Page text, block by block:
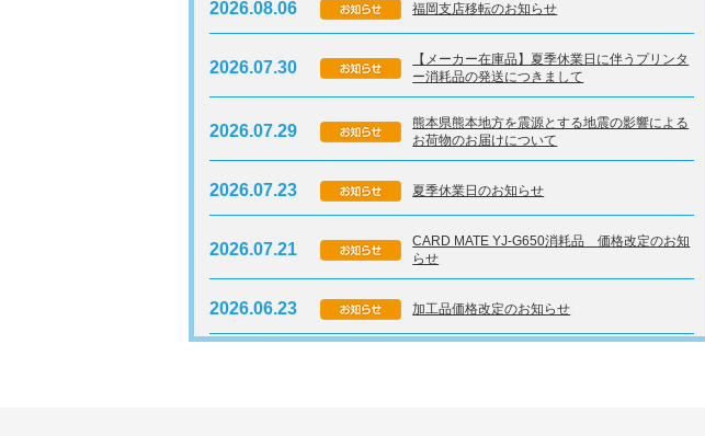
2026.08.06 福岡支店移転のお知らせ
2026.07.30
【メーカー在庫品】夏季休業日に伴うプリンタ
ー消耗品の発送につきまして
2026.07.29
熊本県熊本地方を震源とする地震の影響による
お荷物のお届けについて
2026.07.23 夏季休業日のお知らせ
2026.07.21
CARD MATE YJ-G650消耗品 価格改定のお知
らせ
2026.06.23 加工品価格改定のお知らせ